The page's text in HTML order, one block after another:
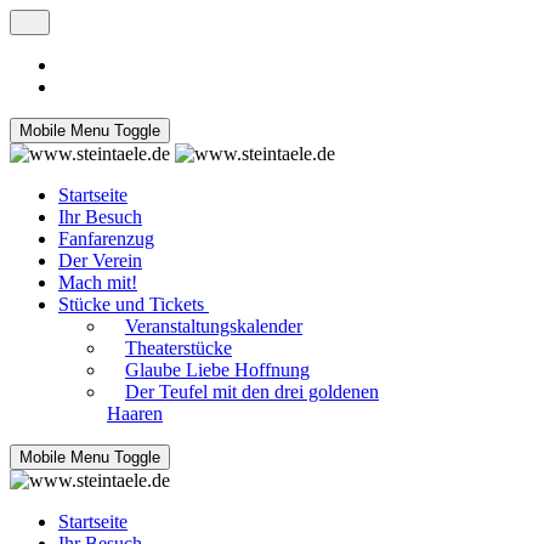
Mobile Menu Toggle
Startseite
Ihr Besuch
Fanfarenzug
Der Verein
Mach mit!
Stücke und Tickets
Veranstaltungskalender
Theaterstücke
Glaube Liebe Hoffnung
Der Teufel mit den drei goldenen
Haaren
Mobile Menu Toggle
Startseite